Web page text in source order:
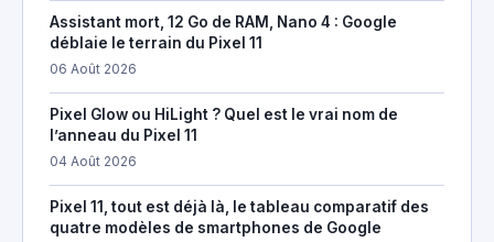
Assistant mort, 12 Go de RAM, Nano 4 : Google
déblaie le terrain du Pixel 11
06 Août 2026
Pixel Glow ou HiLight ? Quel est le vrai nom de
l’anneau du Pixel 11
04 Août 2026
Pixel 11, tout est déjà là, le tableau comparatif des
quatre modèles de smartphones de Google